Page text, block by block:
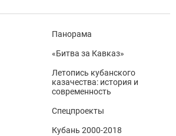
Панорама
«Битва за Кавказ»
Летопись кубанского
казачества: история и
современность
Спецпроекты
Кубань 2000-2018